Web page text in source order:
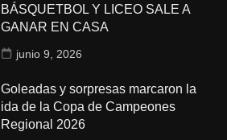
BÁSQUETBOL Y LICEO SALE A
GANAR EN CASA
junio 9, 2026
Goleadas y sorpresas marcaron la
ida de la Copa de Campeones
Regional 2026